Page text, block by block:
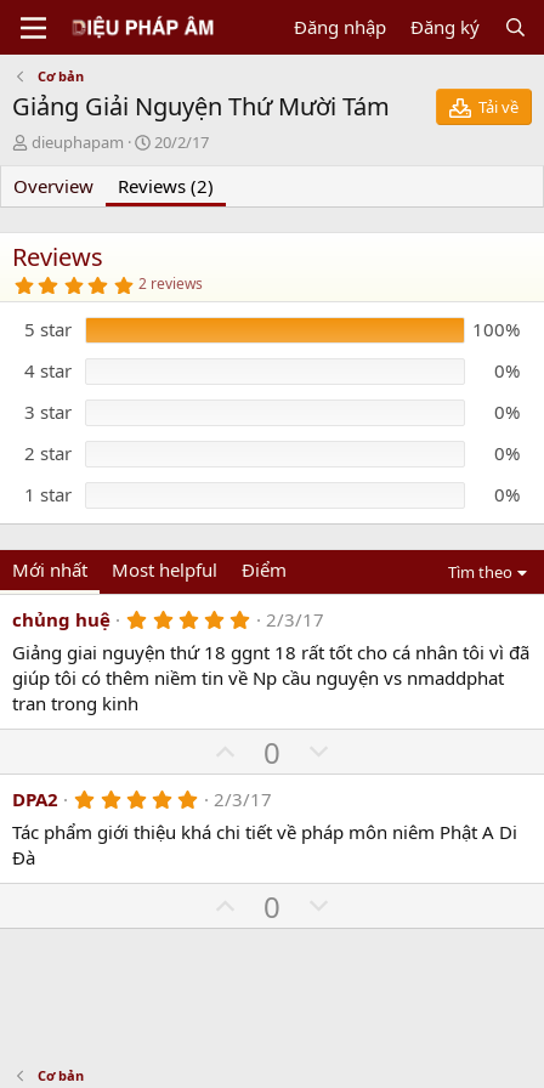
Đăng nhập Đăng ký
Cơ bản
Giảng Giải Nguyện Thứ Mười Tám
Tải về
N
ư
ờ
i
g
ử
dieuphapam
C
e
a
t
n
d
a
t
e
20/2/17
Overview Reviews (2)
Reviews
5
.
0
0
s
a
r
s
2 reviews
5 star
100%
4 star
0%
3 star
0%
2 star
0%
1 star
0%
Mới nhất Most helpful Điểm Tìm theo
chủng huệ 5
0
0
s
a
s
)
2/3/17
Giảng giai nguyện thứ 18 ggnt 18 rất tốt cho cá nhân tôi vì đã
giúp tôi có thêm niềm tin về Np cầu nguyện vs nmaddphat
tran trong kinh
U
p
v
o
e
0
o
n
o
t
DPA2 5
0
t
r
2/3/17
Tác phẩm giới thiệu khá chi tiết về pháp môn niêm Phật A Di
Đà
U
p
0
o
Cơ bản